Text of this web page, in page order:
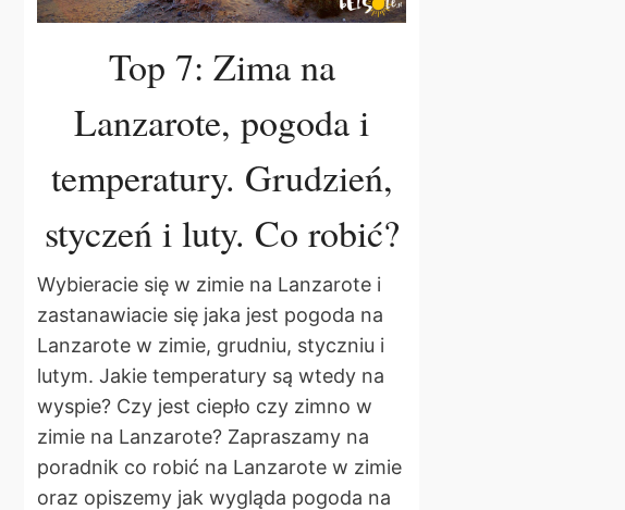
Top 7: Zima na
Lanzarote, pogoda i
temperatury. Grudzień,
styczeń i luty. Co robić?
Wybieracie się w zimie na Lanzarote i
zastanawiacie się jaka jest pogoda na
Lanzarote w zimie, grudniu, styczniu i
lutym. Jakie temperatury są wtedy na
wyspie? Czy jest ciepło czy zimno w
zimie na Lanzarote? Zapraszamy na
poradnik co robić na Lanzarote w zimie
oraz opiszemy jak wygląda pogoda na